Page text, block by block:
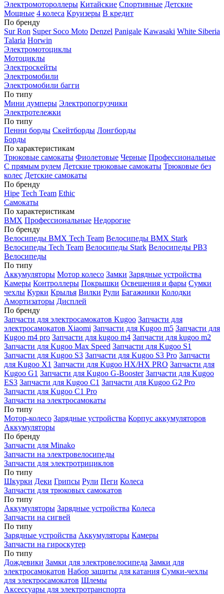
Электромотороллеры Китайские Спортивные Детские
Мощные 4 колеса Круизеры В кредит
По бренду
Sur Ron Super Soco Moto Denzel Panigale Kawasaki White Siberia
Talaria Horwin
Электромотоциклы
Мотоциклы
Электроскейты
Электромобили
Электромобили багги
По типу
Мини думперы Электропогрузчики
Электротележки
По типу
Пенни борды Скейтборды Лонгборды
Борды
По характеристикам
Трюковые самокаты Фиолетовые Черные Профессиональные
С прямым рулем Детские трюковые самокаты Трюковые без
колес Детские самокаты
По бренду
Hipe Tech Team Ethic
Самокаты
По характеристикам
BMX Профессиональные Недорогие
По бренду
Велосипеды BMX Tech Team Велосипеды BMX Stark
Велосипеды Tech Team Велосипеды Stark Велосипеды РВЗ
Велосипеды
По типу
Аккумуляторы Мотор колесо Замки Зарядные устройства
Камеры Контроллеры Покрышки Освещения и фары Сумки
чехлы Курки Крылья Вилки Рули Багажники Колодки
Амортизаторы Дисплей
По бренду
Запчасти для электросамокатов Kugoo Запчасти для
электросамокатов Xiaomi Запчасти для Kugoo m5 Запчасти для
Кugoo m4 pro Запчасти для kugoo m4 Запчасти для kugoo m2
Запчасти для Kugoo Max Speed Запчасти для Kugoo S1
Запчасти для Kugoo S3 Запчасти для Kugoo S3 Pro Запчасти
для Kugoo X1 Запчасти для Kugoo HX/HX PRO Запчасти для
Kugoo G1 Запчасти для Kugoo G-Booster Запчасти для Kugoo
ES3 Запчасти для Kugoo C1 Запчасти для Kugoo G2 Pro
Запчасти для Kugoo C1 Pro
Запчасти на электросамокаты
По типу
Мотор-колесо Зарядные устройства Корпус аккумуляторов
Аккумуляторы
По бренду
Запчасти для Minako
Запчасти на электровелосипеды
Запчасти для электротрициклов
По типу
Шкурки Деки Грипсы Рули Пеги Колеса
Запчасти для трюковых самокатов
По типу
Аккумуляторы Зарядные устройства Колеса
Запчасти на сигвей
По типу
Зарядные устройства Аккумуляторы Камеры
Запчасти на гироскутер
По типу
Дождевики Замки для электровелосипеда Замки для
электросамокатов Набор защиты для катания Сумки-чехлы
для электросамокатов Шлемы
Аксессуары для электротранспорта